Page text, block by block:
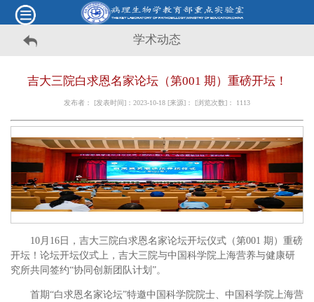
学术动态
吉大三院白求恩名家论坛（第001 期）重磅开坛！
发布者： [发表时间]：2023-10-18 [来源]： [浏览次数]： 1113
10月16日，吉大三院白求恩名家论坛开坛仪式（第001 期）重磅
开坛！论坛开坛仪式上，吉大三院与中国科学院上海营养与健康研
究所共同签约“协同创新团队计划”。
首期“白求恩名家论坛”特邀中国科学院院士、中国科学院上海营